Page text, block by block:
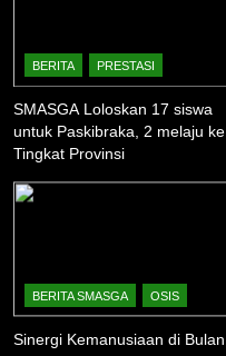
BERITA PRESTASI
SMASGA Loloskan 17 siswa
untuk Paskibraka, 2 melaju ke
Tingkat Provinsi
BERITA SMASGA OSIS
Sinergi Kemanusiaan di Bulan